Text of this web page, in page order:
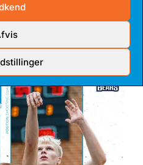
under med Bakken Bears
sæson havde...